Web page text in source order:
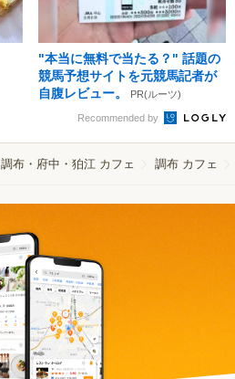
"本当に無料で当たる？" 話題の
競馬予想サイトを元競馬記者が
自腹レビュー。
PR(ルーツ)
Recommended by
調布・府中・狛江 カフェ 調布 カフェ